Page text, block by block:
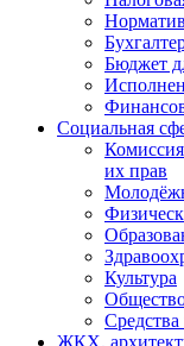
Бюджет
Социальная
их прав
Культура
ЖКХ,